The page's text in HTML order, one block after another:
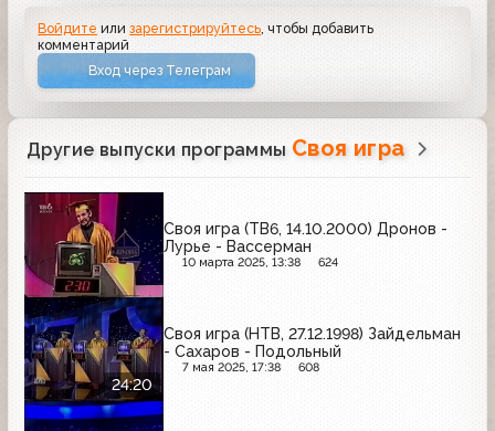
Войдите илизарегистрируйтесь , чтобы добавить
комментарий
Вход через Телеграм
Другие выпуски программы Своя игра
Своя игра (ТВ6, 14.10.2000) Дронов -
Лурье - Вассерман
10 марта 2025, 13:38 624
24:20
Своя игра (НТВ, 27.12.1998) Зайдельман
- Сахаров - Подольный
7 мая 2025, 17:38 608